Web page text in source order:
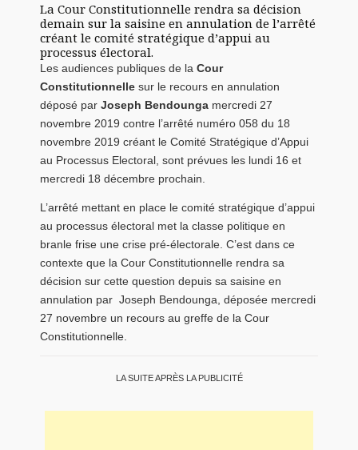
La Cour Constitutionnelle rendra sa décision
demain sur la saisine en annulation de l’arrêté
créant le comité stratégique d’appui au
processus électoral.
Les audiences publiques de la Cour
Constitutionnelle sur le recours en annulation
déposé par Joseph Bendounga mercredi 27
novembre 2019 contre l’arrêté numéro 058 du 18
novembre 2019 créant le Comité Stratégique d’Appui
au Processus Electoral, sont prévues les lundi 16 et
mercredi 18 décembre prochain.
L’arrêté mettant en place le comité stratégique d’appui
au processus électoral met la classe politique en
branle frise une crise pré-électorale. C’est dans ce
contexte que la Cour Constitutionnelle rendra sa
décision sur cette question depuis sa saisine en
annulation par Joseph Bendounga, déposée mercredi
27 novembre un recours au greffe de la Cour
Constitutionnelle.
LA SUITE APRÈS LA PUBLICITÉ